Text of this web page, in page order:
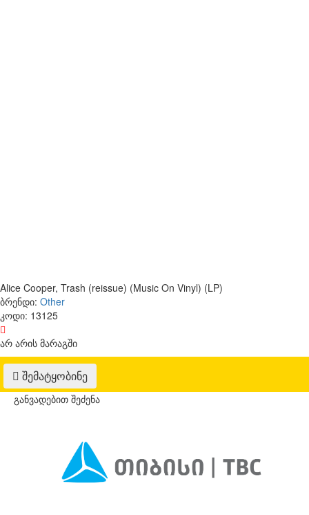
Alice Cooper, Trash (reissue) (Music On Vinyl) (LP)
ბრენდი: Other
კოდი: 13125
არ არის მარაგში
შემატყობინე
განვადებით შეძენა